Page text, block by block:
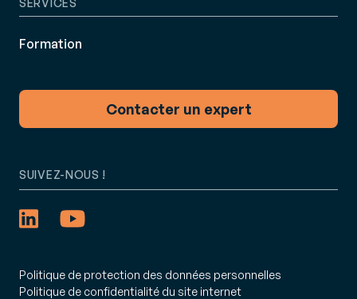
SERVICES
Formation
Contacter un expert
Politique de protection des données personnelles
Politique de confidentialité du site internet
SUIVEZ-NOUS !